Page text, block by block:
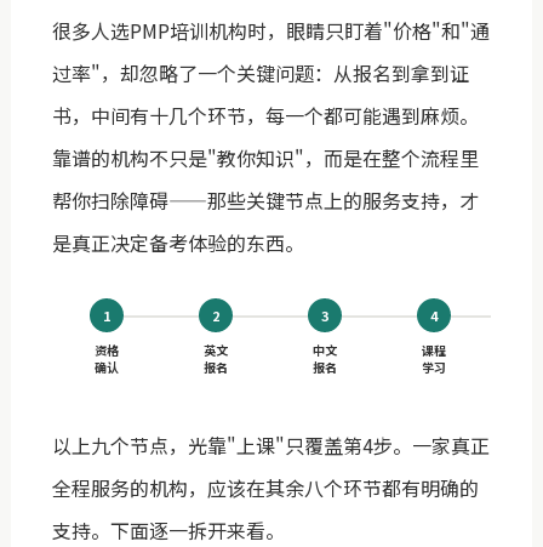
很多人选PMP培训机构时，眼睛只盯着"价格"和"通
过率"，却忽略了一个关键问题：从报名到拿到证
书，中间有十几个环节，每一个都可能遇到麻烦。
靠谱的机构不只是"教你知识"，而是在整个流程里
帮你扫除障碍——那些关键节点上的服务支持，才
是真正决定备考体验的东西。
1
资格
确认
2
英文
报名
3
中文
报名
4
课程
学习
以上九个节点，光靠"上课"只覆盖第4步。一家真正
全程服务的机构，应该在其余八个环节都有明确的
支持。下面逐一拆开来看。